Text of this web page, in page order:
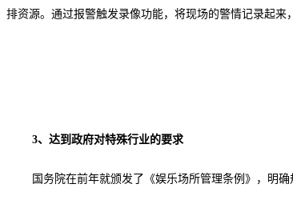
排资源。通过报警触发录像功能，将现场的警情记录起
3、达到政府对特殊行业的要求
国务院在前年就颁发了《娱乐场所管理条例》，明